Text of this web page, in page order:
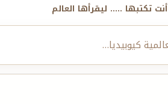
أنت تكتبها ..... ليقرأها العالم